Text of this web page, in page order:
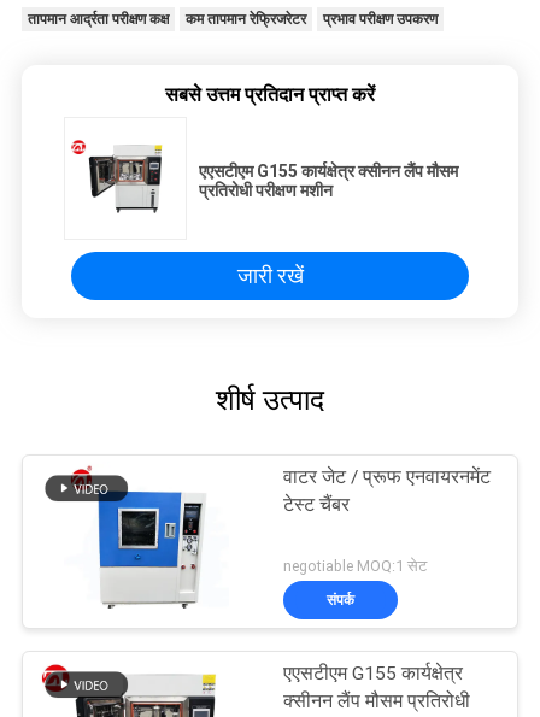
तापमान आर्द्रता परीक्षण कक्ष कम तापमान रेफ्रिजरेटर प्रभाव परीक्षण उपकरण
सबसे उत्तम प्रतिदान प्राप्त करें
एएसटीएम G155 कार्यक्षेत्र क्सीनन लैंप मौसम
प्रतिरोधी परीक्षण मशीन
जारी रखें
शीर्ष उत्पाद
वाटर जेट / प्रूफ एनवायरनमेंट
टेस्ट चैंबर
negotiable MOQ:1 सेट
संपर्क
एएसटीएम G155 कार्यक्षेत्र
क्सीनन लैंप मौसम प्रतिरोधी